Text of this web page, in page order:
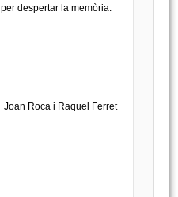
despertar la memòria.
Joan Roca i Raquel Ferret